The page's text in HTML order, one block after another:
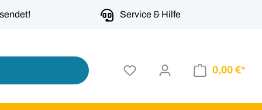
Service & Hilfe
0,00 €*